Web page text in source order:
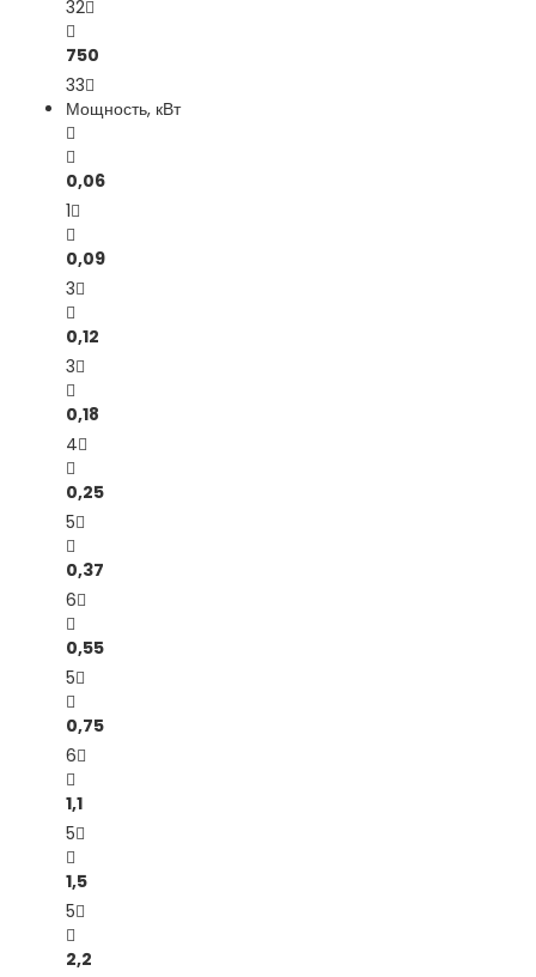
32
750
33
Мощность, кВт
0,06
1
0,09
3
0,12
3
0,18
4
0,25
5
0,37
6
0,55
5
0,75
6
1,1
5
1,5
5
2,2